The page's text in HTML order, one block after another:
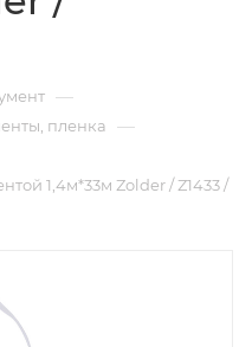
—
пленка —
1,4м*33м Zolder / Z1433 /